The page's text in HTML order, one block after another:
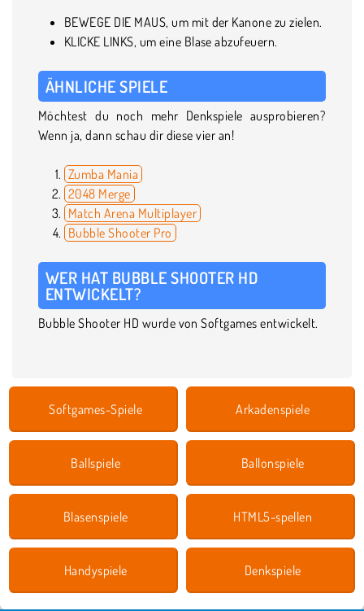
BEWEGE DIE MAUS, um mit der Kanone zu zielen.
KLICKE LINKS, um eine Blase abzufeuern.
ÄHNLICHE SPIELE
Möchtest du noch mehr Denkspiele ausprobieren?
Wenn ja, dann schau dir diese vier an!
Zumba Mania
2048 Merge
Match Arena Multiplayer
Bubble Shooter Pro
WER HAT BUBBLE SHOOTER HD
ENTWICKELT?
Bubble Shooter HD wurde von Softgames entwickelt.
Softgames-Spiele Arkadenspiele
Ballspiele Ballonspiele
Blasenspiele HTML5-spellen
Handyspiele Denkspiele